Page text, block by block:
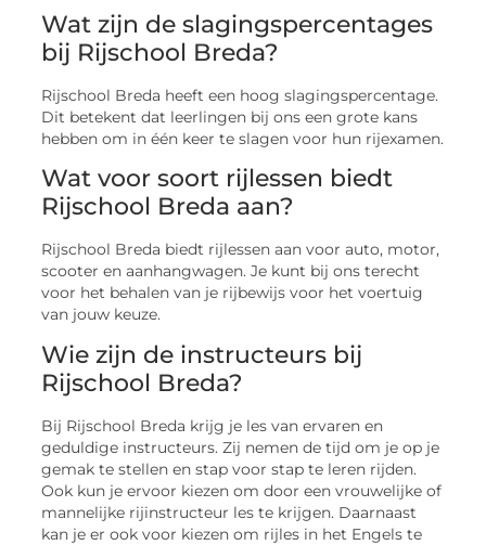
Wat zijn de slagingspercentages
bij Rijschool Breda?
Rijschool Breda heeft een hoog slagingspercentage.
Dit betekent dat leerlingen bij ons een grote kans
hebben om in één keer te slagen voor hun rijexamen.
Wat voor soort rijlessen biedt
Rijschool Breda aan?
Rijschool Breda biedt rijlessen aan voor auto, motor,
scooter en aanhangwagen. Je kunt bij ons terecht
voor het behalen van je rijbewijs voor het voertuig
van jouw keuze.
Wie zijn de instructeurs bij
Rijschool Breda?
Bij Rijschool Breda krijg je les van ervaren en
geduldige instructeurs. Zij nemen de tijd om je op je
gemak te stellen en stap voor stap te leren rijden.
Ook kun je ervoor kiezen om door een vrouwelijke of
mannelijke rijinstructeur les te krijgen. Daarnaast
kan je er ook voor kiezen om rijles in het Engels te